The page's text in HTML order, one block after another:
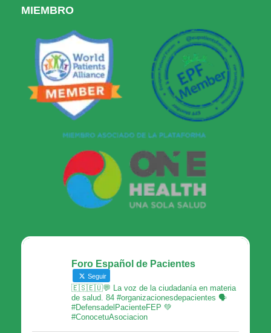
MIEMBRO
Foro Español de Pacientes
Seguir
🇪🇸🇪🇺💬 La voz de la ciudadanía en materia
de salud. 84 #organizacionesdepacientes 🗣
#DefensadelPacienteFEP 💚
#ConocetuAsociacion